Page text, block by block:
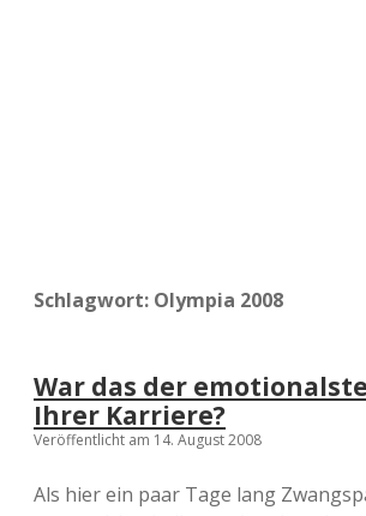
Schlagwort: Olympia 2008
War das der
Ihrer Karriere?
Veröffentlicht am 14. August 2008
Als hier ein paar Tage lang